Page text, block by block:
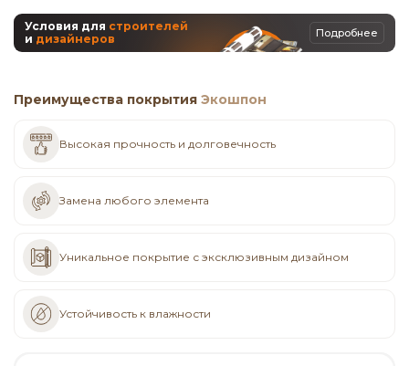
Условия для строителей
и дизайнеров Подробнее
Преимущества покрытия Экошпон
Высокая прочность и долговечность
Замена любого элемента
Уникальное покрытие с эксклюзивным дизайном
Устойчивость к влажности